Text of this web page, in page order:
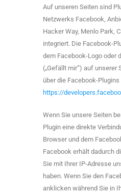
Auf unseren Seiten sind
Netzwerks Facebook,
Hacker Way, Menlo Park,
integriert. Die Facebook-
dem Facebook-Logo oder
(„Gefällt mir“) auf unserer
über die Facebook-
https://
Wenn Sie unsere Seiten
Plugin eine direkte
Browser und dem
Facebook erhält dadurch
Sie mit Ihrer IP-Adresse
haben. Wenn Sie den
anklicken während Sie in